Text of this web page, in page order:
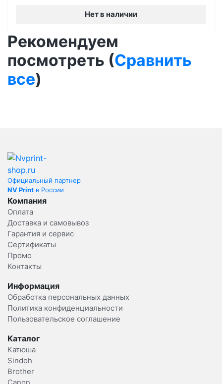
Нет в наличии
Рекомендуем
посмотреть (Сравнить
все)
Официальный партнер
NV Print в России
Компания
Оплата
Доставка и самовывоз
Гарантия и сервис
Сертификаты
Промо
Контакты
Информация
Обработка персональных данных
Политика конфиденциальности
Пользовательское соглашение
Каталог
Катюша
Sindoh
Brother
Canon